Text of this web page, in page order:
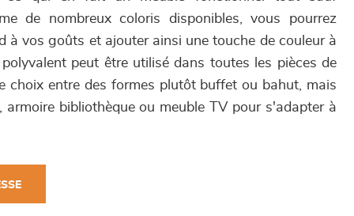
de nombreux coloris disponibles, vous pourrez
à vos goûts et ajouter ainsi une touche de couleur à
peut être utilisé dans toutes les pièces de
choix entre des formes plutôt buffet ou bahut, mais
armoire bibliothèque ou meuble TV pour s'adapter à